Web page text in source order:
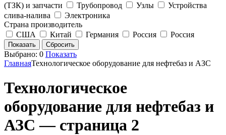
(ТЗК) и запчасти
Трубопровод Узлы
Устройства
слива-налива
Электроника
Страна производитель
США
Китай Германия Россия Россия
Выбрано: 0 Показать
ГлавнаяТехнологическое оборудование для нефтебаз и АЗС
Технологическое
оборудование для нефтебаз и
АЗС — страница 2